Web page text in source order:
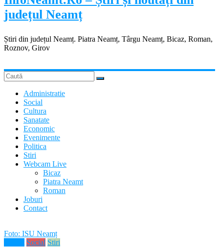
județul Neamț
Știri din județul Neamț. Piatra Neamț, Târgu Neamț, Bicaz, Roman,
Roznov, Girov
Administratie
Social
Cultura
Sanatate
Economic
Evenimente
Politica
Stiri
Webcam Live
Bicaz
Piatra Neamt
Roman
Joburi
Contact
Foto: ISU Neamț
Social Stiri